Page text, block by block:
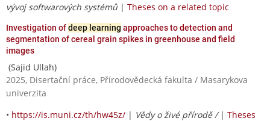
vývoj softwarových systémů | Theses on a related topic
Investigation ofdeep learning approaches to detection and
segmentation of cereal grain spikes in greenhouse and field
images
(Sajid Ullah)
2025, Disertační práce, Přírodovědecká fakulta / Masarykova
univerzita
• https://is.muni.cz/th/hw45z/ | Vědy o živé přírodě / | Theses